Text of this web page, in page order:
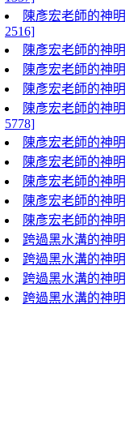
陳彥宏老師的神
2516]
陳彥宏老師的神
陳彥宏老師的神
陳彥宏老師的神
陳彥宏老師的神
5778]
陳彥宏老師的神
陳彥宏老師的神
陳彥宏老師的神
陳彥宏老師的神
陳彥宏老師的神
跨過黑水溝的神
跨過黑水溝的神
跨過黑水溝的神
跨過黑水溝的神